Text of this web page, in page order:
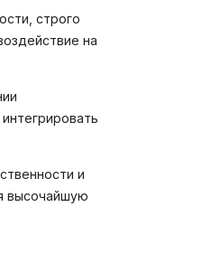
строго
на
и
высочайшую